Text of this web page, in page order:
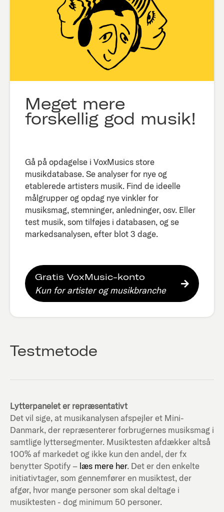
Meget mere
forskellig god musik!
Gå på opdagelse i VoxMusics store
musikdatabase. Se analyser for nye og
etablerede artisters musik. Find de ideelle
målgrupper og opdag nye vinkler for
musiksmag, stemninger, anledninger, osv. Eller
test musik, som tilføjes i databasen, og se
markedsanalysen, efter blot 3 dage.​
Gratis VoxMusic-konto
Kun for artister og musikbranche
Testmetode
Lytterpanelet er repræsentativt
Det vil sige, at musikanalysen afspejler et Mini-
Danmark, der repræsenterer forbrugernes musiksmag i
samtlige lyttersegmenter. Musiktesten afdækker altså
100% af markedet og ikke kun den andel, der fx
benytter Spotify – læs mere her. Det er den enkelte
initiativtager, som gennemfører en musiktest, der
afgør, hvor mange personer som skal deltage i
musiktesten - dog minimum 50 personer.